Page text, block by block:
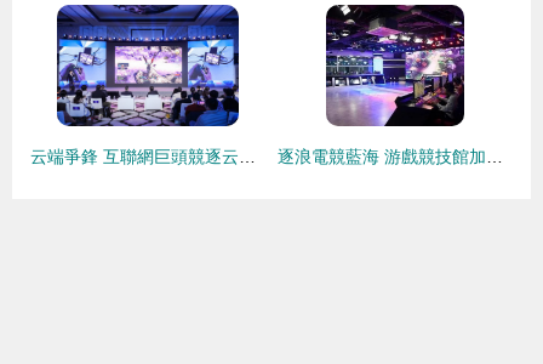
云端爭鋒 互聯網巨頭競逐云游戲藍海，盛趣游戲如何以內容撬動渠道新格局 逐浪電競藍海 游戲競技館加盟全攻略與互聯網服務運營指南